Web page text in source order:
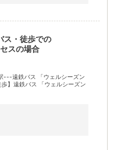
ス・徒歩での
スの場合
---遠鉄バス 「ウェルシーズン
】遠鉄バス 「ウェルシーズン